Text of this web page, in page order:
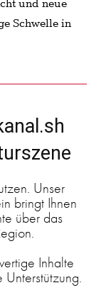
und neue
Schwelle in
Unser
bringt Ihnen
über das
Inhalte